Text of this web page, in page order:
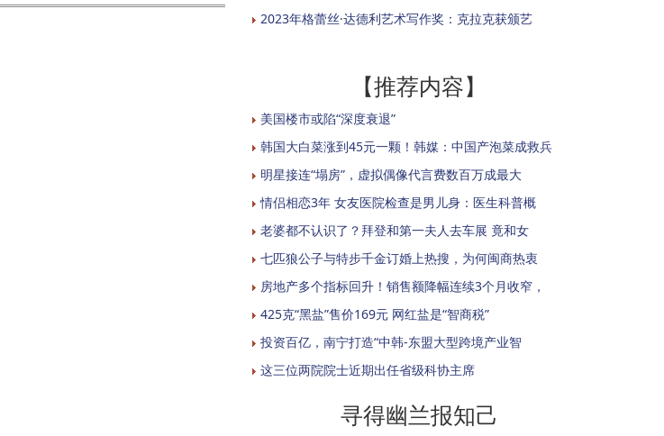
2023年格蕾丝·达德利艺术写作奖：克拉克获颁艺
【推荐内容】
美国楼市或陷“深度衰退”
韩国大白菜涨到45元一颗！韩媒：中国产泡菜成救兵
明星接连“塌房”，虚拟偶像代言费数百万成最大
情侣相恋3年 女友医院检查是男儿身：医生科普概
老婆都不认识了？拜登和第一夫人去车展 竟和女
七匹狼公子与特步千金订婚上热搜，为何闽商热衷
房地产多个指标回升！销售额降幅连续3个月收窄，
425克“黑盐”售价169元 网红盐是“智商税”
投资百亿，南宁打造“中韩-东盟大型跨境产业智
这三位两院院士近期出任省级科协主席
寻得幽兰报知己